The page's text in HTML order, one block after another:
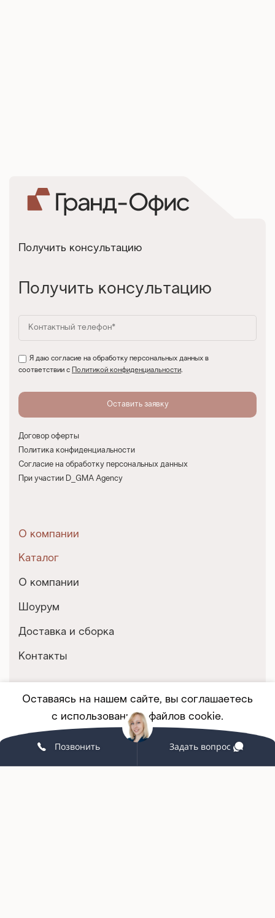
Получить консультацию
Получить консультацию
Я даю согласие на обработку персональных данных в
соответствии с
Политикой конфиденциальности.
Договор оферты
Политика конфиденциальности
Согласие на обработку персональных данных
При участии D_GMA Agency
О компании
Каталог
О компании
Шоурум
Доставка и сборка
Контакты
Покупателям
Корпоративным клиентам
Мебель на заказ
Оставаясь на нашем сайте, вы соглашаетесь
с использованием файлов cookie.
ПОДРОБНЕЕ Принять
Позвонить Задать вопрос